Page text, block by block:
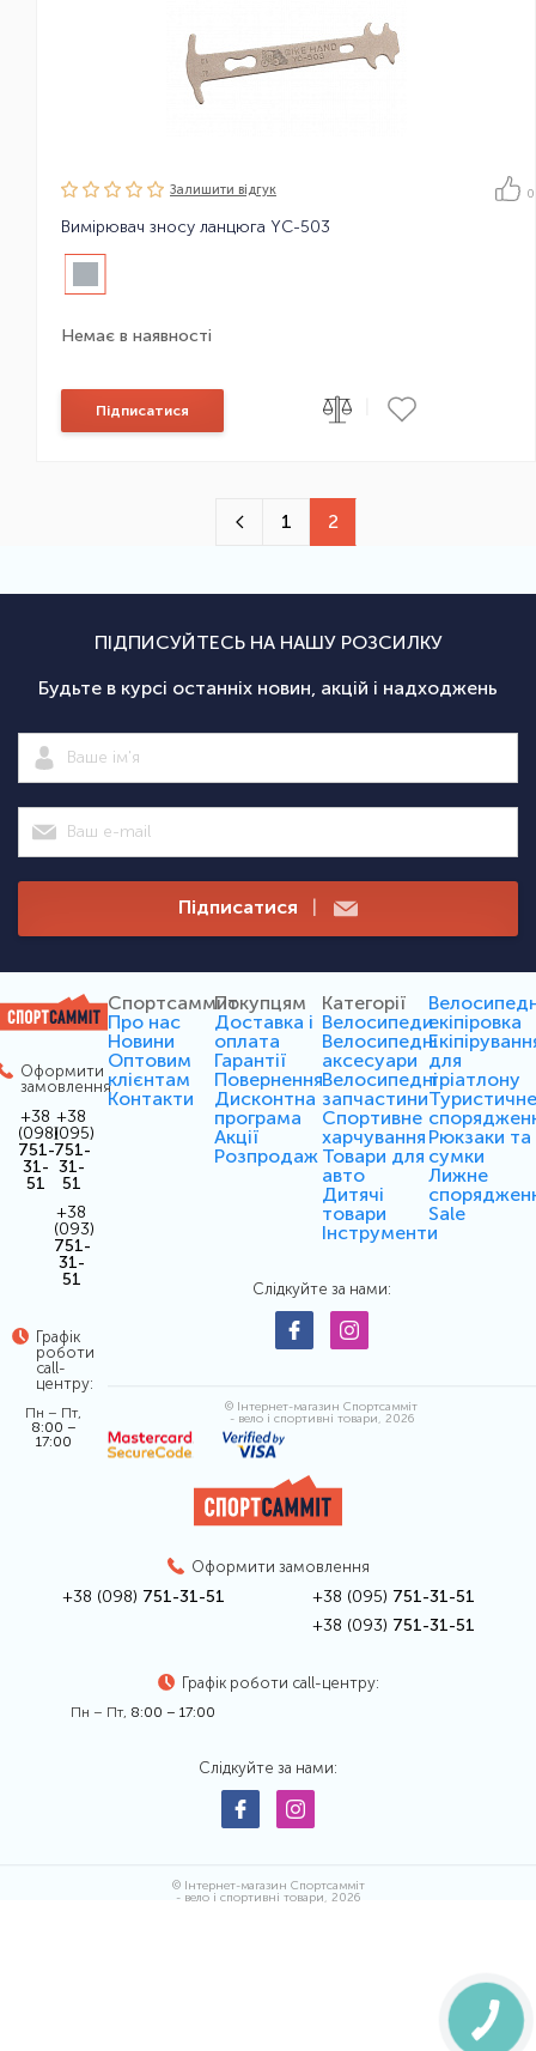
Залишити вiдгук 0
Вимірювач зносу ланцюга YC-503
Немає в наявності
Підписатися
1 2
ПІДПИСУЙТЕСЬ НА НАШУ РОЗСИЛКУ
Будьте в курсі останніх новин, акцій і надходжень
Підписатися |
Оформити
замовлення
+38
(098)
751-
31-
51
+38
(095)
751-
31-
51
+38
(093)
751-
31-
51
Графік
роботи
call-
центру:
Пн – Пт,
8:00 –
17:00
Спортсаммит
Про нас
Новини
Оптовим
клієнтам
Контакти
Покупцям
Доставка і
оплата
Гарантії
Повернення
Дисконтна
програма
Акції
Розпродаж
Категорії
Велосипеди
Велосипедні
аксесуари
Велосипедні
запчастини
Спортивне
харчування
Товари для
авто
Дитячі
товари
Інструменти
екіпіровка
для
тріатлону
Рюкзаки та
сумки
Лижне
Sale
Слідкуйте за нами:
© Інтернет-магазин Спортсамміт
- вело і спортивні товари, 2026
Оформити замовлення
+38 (098) 751-31-51 +38 (095) 751-31-51
+38 (093) 751-31-51
Графік роботи call-центру:
Пн – Пт, 8:00 – 17:00
Слідкуйте за нами:
© Інтернет-магазин Спортсамміт
- вело і спортивні товари, 2026